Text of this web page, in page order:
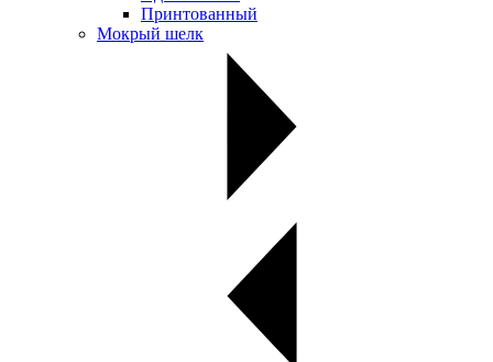
Принтованный
Мокрый шелк